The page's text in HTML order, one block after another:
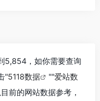
5,854，如你需要查询
"5118数据 ""爱站数
前的网站数据参考，